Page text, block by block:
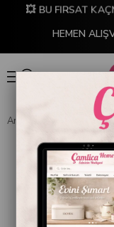
💥 BU FIRSAT
HEMEN
Anasayfa SOFRA &